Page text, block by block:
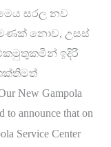
සරල නව
නොව, උසස්
ඉදිරි
New Gampola
to announce that on
Service Center